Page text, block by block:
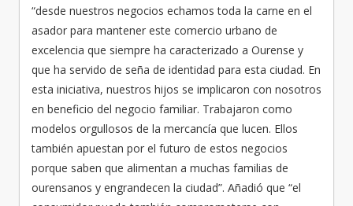
“desde nuestros negocios echamos toda la carne en el
asador para mantener este comercio urbano de
excelencia que siempre ha caracterizado a Ourense y
que ha servido de seña de identidad para esta ciudad. En
esta iniciativa, nuestros hijos se implicaron con nosotros
en beneficio del negocio familiar. Trabajaron como
modelos orgullosos de la mercancía que lucen. Ellos
también apuestan por el futuro de estos negocios
porque saben que alimentan a muchas familias de
ourensanos y engrandecen la ciudad”. Añadió que “el